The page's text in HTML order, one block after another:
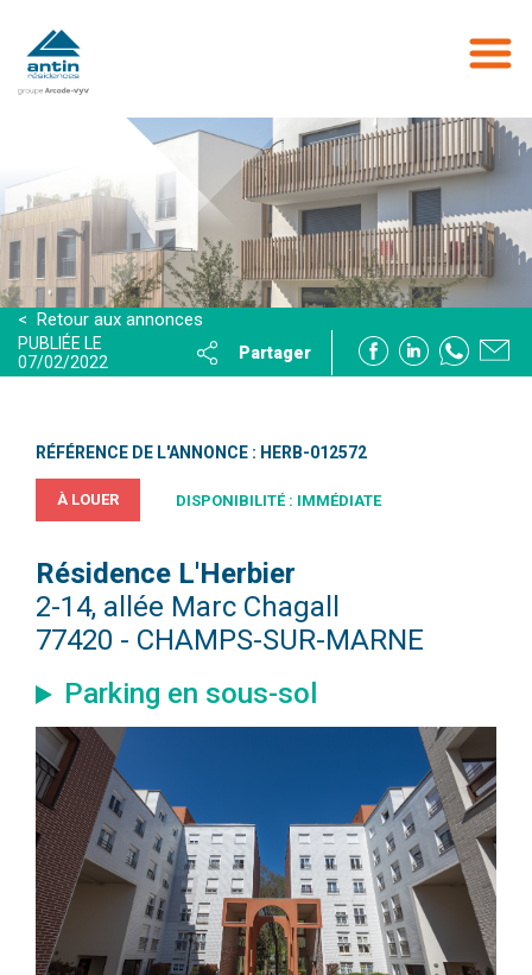
contenu
principal
< Retour aux annonces
PUBLIÉE LE
07/02/2022
Partager
RÉFÉRENCE DE L'ANNONCE : HERB-012572
À LOUER DISPONIBILITÉ : IMMÉDIATE
Résidence L'Herbier
2-14, allée Marc Chagall
77420 - CHAMPS-SUR-MARNE
Parking en sous-sol